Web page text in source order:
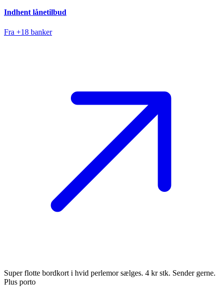
Indhent lånetilbud
Fra +18 banker
Super flotte bordkort i hvid perlemor sælges. 4 kr stk. Sender gerne.
Plus porto